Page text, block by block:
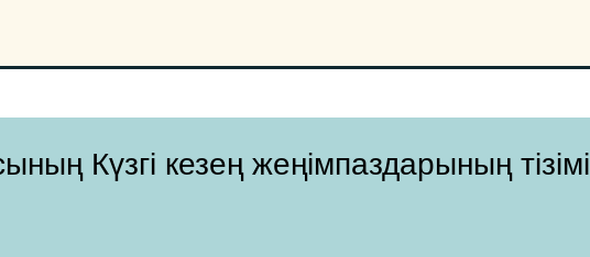
Күзгі кезең жеңімпаздарының тізімі